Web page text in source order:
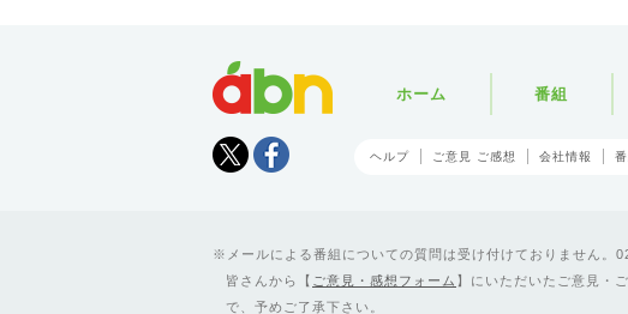
Tweet
ホーム 番組
ヘルプ ご意見 ご感想 会社情報
メールによる番組についての質問は受け付けておりません
皆さんから【 ご意見・感想フォーム 】にいただいたご意見・
で、予めご了承下さい。